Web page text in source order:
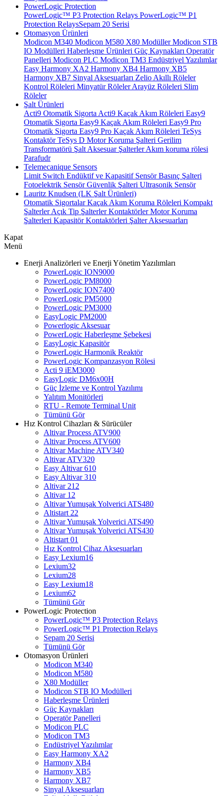
PowerLogic Protection
PowerLogic™ P3 Protection Relays PowerLogic™ P1
Protection Relays​Sepam 20 Serisi
Otomasyon Ürünleri
Modicon M340 Modicon M580 X80 ModüllerModicon STB
IO Modülleri Haberleşme Ürünleri Güç Kaynakları Operatör
Panelleri Modicon PLC Modicon TM3 Endüstriyel Yazılımlar
Easy Harmony XA2 Harmony XB4 Harmony XB5
Harmony XB7 Sinyal Aksesuarları Zelio Akıllı Röleler
Kontrol Röleleri Minyatür RölelerArayüz Röleleri Slim
Röleler
Şalt Ürünleri
Acti9 Otomatik Sigorta Acti9 Kaçak Akım Röleleri Easy9
Otomatik Sigorta Easy9 Kaçak Akım Röleleri Easy9 Pro
Otomatik Sigorta Easy9 Pro Kaçak Akım Röleleri TeSys
KontaktörTeSys D Motor Koruma Şalteri Gerilim
Transformatörü Şalt Aksesuar ŞalterlerAkım koruma rölesi
Parafudr
Telemecanique Sensors
Limit Switch Endüktif ve Kapasitif SensörBasınç Şalteri
Fotoelektrik SensörGüvenlik Şalteri Ultrasonik Sensör
Lauritz Knudsen (LK Şalt Ürünleri)
Otomatik SigortalarKaçak Akım Koruma Röleleri Kompakt
ŞalterlerAçık Tip ŞalterlerKontaktörlerMotor Koruma
Şalterleri Kapasitör Kontaktörleri Şalter Aksesuarları
Kapat
Menü
Enerji Analizörleri ve Enerji Yönetim Yazılımları
PowerLogic ION9000
PowerLogic PM8000
PowerLogic ION7400
PowerLogic PM5000
PowerLogic PM3000
EasyLogic PM2000
Powerlogic Aksesuar
PowerLogic Haberleşme Şebekesi
EasyLogic Kapasitör
PowerLogic Harmonik Reaktör
PowerLogic Kompanzasyon Rölesi
Acti 9 iEM3000
EasyLogic DM6x00H
Güç İzleme ve Kontrol Yazılımı
Yalıtım Monitörleri
RTU - Remote Terminal Unit
Tümünü Gör
Hız Kontrol Cihazları & Sürücüler
Altivar Process ATV900
Altivar Process ATV600
Altivar Machine ATV340
Altivar ATV320
Easy Altivar 610
Easy Altivar 310
Altivar 212
Altivar 12
Altivar Yumuşak Yolverici ATS480
Altistart 22
Altivar Yumuşak Yolverici ATS490
Altivar Yumuşak Yolverici ATS430
Altistart 01
Hız Kontrol Cihaz Aksesuarları
Easy Lexium16
Lexium32
Lexium28
Easy Lexium18
Lexium62
Tümünü Gör
PowerLogic Protection
PowerLogic™ P3 Protection Relays
PowerLogic™ P1 Protection Relays​
Sepam 20 Serisi
Tümünü Gör
Otomasyon Ürünleri
Modicon M340
Modicon M580
X80 Modüller
Modicon STB IO Modülleri
Haberleşme Ürünleri
Güç Kaynakları
Operatör Panelleri
Modicon PLC
Modicon TM3
Endüstriyel Yazılımlar
Easy Harmony XA2
Harmony XB4
Harmony XB5
Harmony XB7
Sinyal Aksesuarları